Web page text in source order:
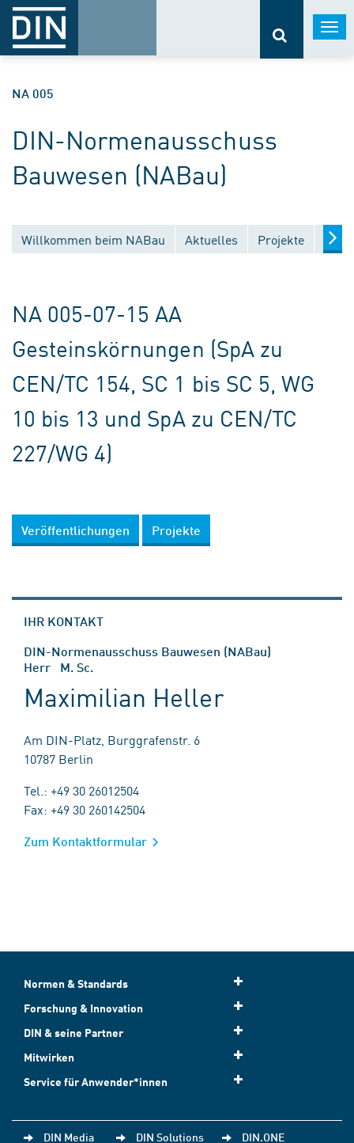
NA 005
DIN-Normenausschuss
Bauwesen (NABau)
Willkommen beim NABau Aktuelles Projekte
NA 005-07-15 AA
Gesteinskörnungen (SpA zu
CEN/TC 154, SC 1 bis SC 5, WG
10 bis 13 und SpA zu CEN/TC
227/WG 4)
Veröffentlichungen Projekte
IHR KONTAKT
DIN-Normenausschuss Bauwesen (NABau)
Herr M. Sc.
Maximilian Heller
Am DIN-Platz, Burggrafenstr. 6
10787 Berlin
Tel.: +49 30 26012504
Fax: +49 30 260142504
Zum Kontaktformular
Normen & Standards
Forschung & Innovation
DIN & seine Partner
Mitwirken
Service für Anwender*innen
DIN Media DIN Solutions DIN.ONE